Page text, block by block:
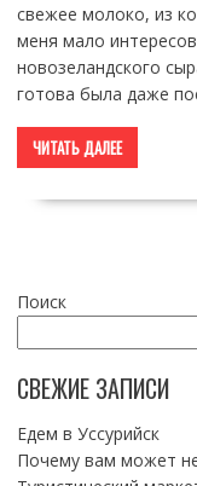
свежее молоко, из
меня мало
новозеландского
готова была даже
ЧИТАТЬ ДАЛЕЕ
Поиск
СВЕЖИЕ ЗАПИСИ
Едем в Уссурийск
Почему вам может